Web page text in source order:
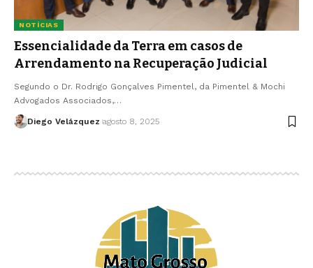
NOTÍCIAS
Essencialidade da Terra em casos de
Arrendamento na Recuperação Judicial
Segundo o Dr. Rodrigo Gonçalves Pimentel, da Pimentel & Mochi
Advogados Associados,…
Diego Velázquez agosto 8, 2025